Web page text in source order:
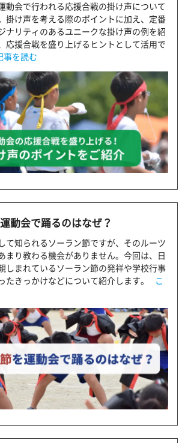
動会で行われる応援合戦の掛け声について
掛け声を考える際のポイントに加え、定番
ナリティのあるユニークな掛け声の例を紹
応援合戦を盛り上げるヒントとして活用で
事を読む
動会で踊るのはなぜ？
て知られるソーラン節ですが、そのルーツ
まり教わる機会がありません。今回は、日
しまれているソーラン節の発祥や学校行事
たきっかけなどについて紹介します。
こ